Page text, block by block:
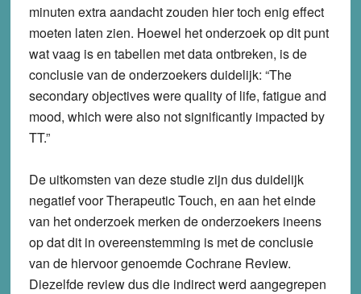
minuten extra aandacht zouden hier toch enig effect
moeten laten zien. Hoewel het onderzoek op dit punt
wat vaag is en tabellen met data ontbreken, is de
conclusie van de onderzoekers duidelijk: “The
secondary objectives were quality of life, fatigue and
mood, which were also not significantly impacted by
TT.”
De uitkomsten van deze studie zijn dus duidelijk
negatief voor Therapeutic Touch, en aan het einde
van het onderzoek merken de onderzoekers ineens
op dat dit in overeenstemming is met de conclusie
van de hiervoor genoemde Cochrane Review.
Diezelfde review dus die indirect werd aangegrepen